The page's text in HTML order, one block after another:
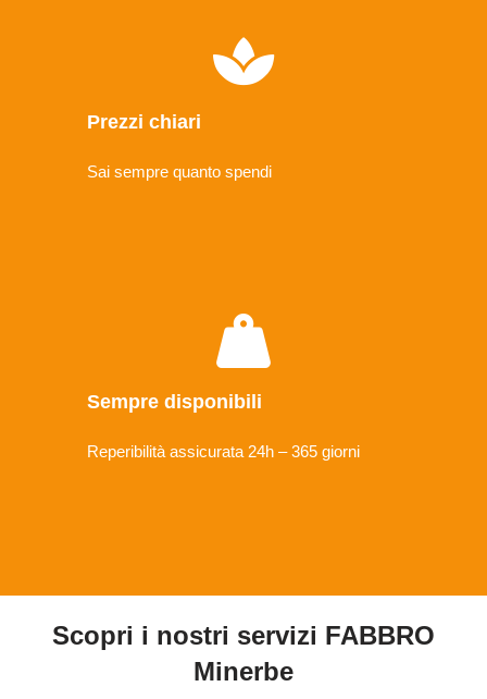
Prezzi chiari
Sai sempre quanto spendi
Sempre disponibili
Reperibilità assicurata 24h – 365 giorni
Scopri i nostri servizi FABBRO
Minerbe